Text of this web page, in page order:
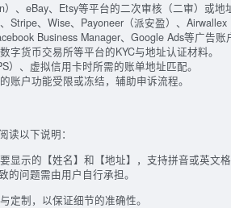
、eBay、Etsy等平台的二次审核（二审）或地
Stripe、Wise、Payoneer（派安盈）、
Business Manager、Google Ads等广告账
字货币交易所等平台的KYC与地址认证材料。
）、虚拟信用卡时所需的账单地址匹配。
账户功能受限或冻结，辅助申诉流程。
以下说明：
显示的【姓名】和【地址】，支持拼音或英文
问题需由用户自行承担。
定制，以保证细节的准确性。